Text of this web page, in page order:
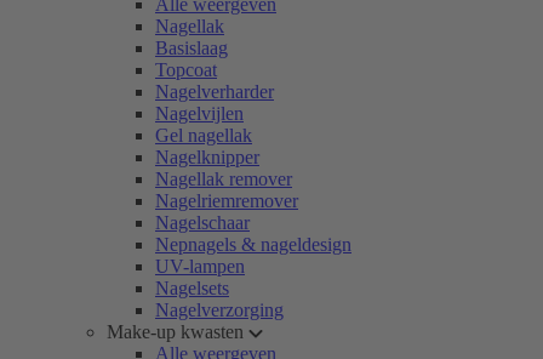
Alle weergeven
Nagellak
Basislaag
Topcoat
Nagelverharder
Nagelvijlen
Gel nagellak
Nagelknipper
Nagellak remover
Nagelriemremover
Nagelschaar
Nepnagels & nageldesign
UV-lampen
Nagelsets
Nagelverzorging
Make-up kwasten
Alle weergeven